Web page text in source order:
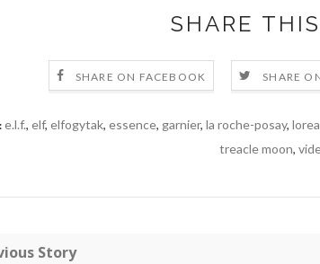
SHARE
SHARE ON FACEBOOK SHARE
e.l.f., elf, elfogytak, essence, garnier, la roche-posay,
treacle moon,
Story